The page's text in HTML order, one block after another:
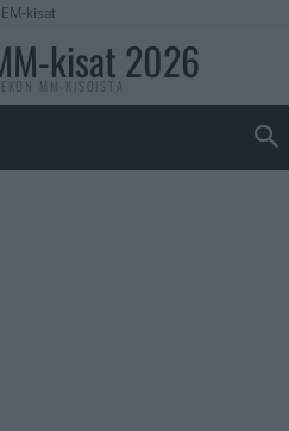
kisat
kisat 2026
MM-KISOISTA